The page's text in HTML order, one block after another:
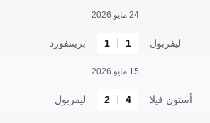
24 مايو 2026
ليفربول 1
1 برينتفورد
15 مايو 2026
أستون فيلا 4
2 ليفربول